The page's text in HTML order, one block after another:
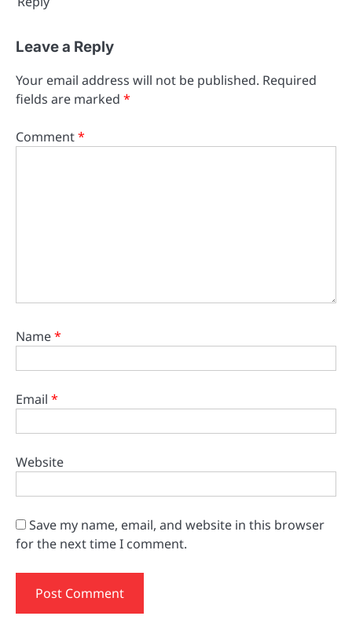
Leave a Reply
Your email address will not be published. Required
fields are marked *
Comment*
Name*
Email *
Website
Save my name, email, and website in this browser
for the next time I comment.